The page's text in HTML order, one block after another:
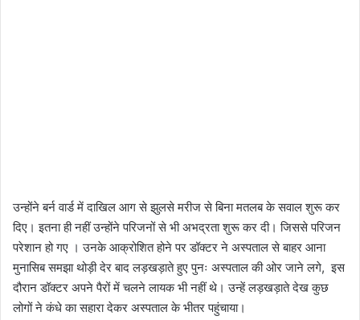
उन्होंने बर्न वार्ड में दाखिल आग से झुलसे मरीज से बिना मतलब के सवाल शुरू कर
दिए। इतना ही नहीं उन्होंने परिजनों से भी अभद्रता शुरू कर दी। जिससे परिजन
परेशान हो गए । उनके आक्रोशित होने पर डॉक्टर ने अस्पताल से बाहर आना
मुनासिब समझा थोड़ी देर बाद लड़खड़ाते हुए पुनः अस्पताल की ओर जाने लगे, इस
दौरान डॉक्टर अपने पैरों में चलने लायक भी नहीं थे। उन्हें लड़खड़ाते देख कुछ
लोगों ने कंधे का सहारा देकर अस्पताल के भीतर पहुंचाया।